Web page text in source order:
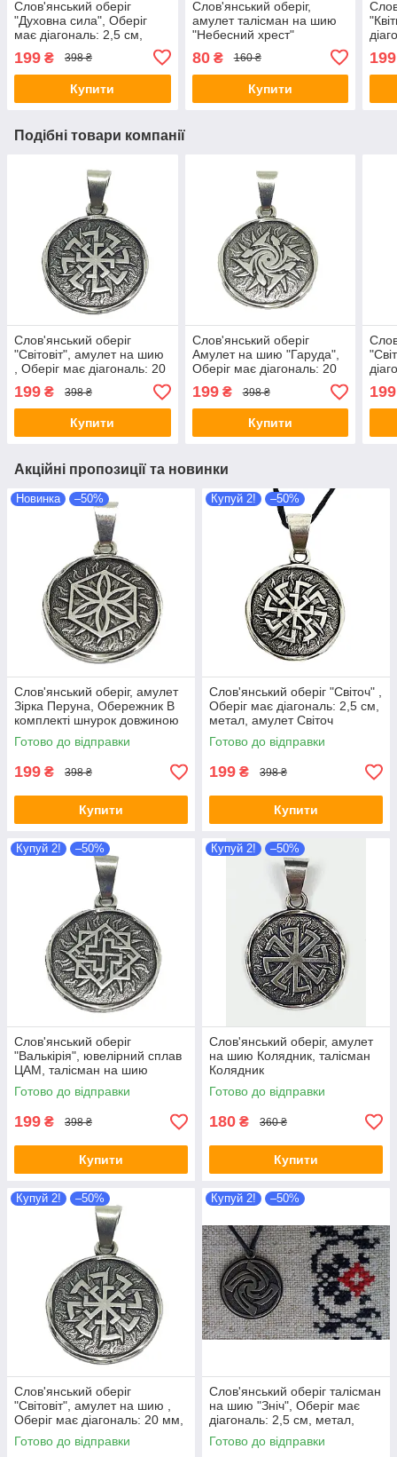
Слов'янський оберіг
"Духовна сила", Оберіг
має діагональ: 2,5 см,
сила
199 ₴ 398 ₴
Купити
Слов'янський оберіг,
амулет талісман на шию
"Небесний хрест"
80₴ 160 ₴
Купити
199
Подібні товари компанії
Слов'янський оберіг
"Світовіт", амулет на шию
, Оберіг має діагональ: 20
мм, амулет
199 ₴ 398 ₴
Купити
Слов'янський оберіг
Амулет на шию "Гаруда",
Оберіг має діагональ: 20
мм, метал, оберіг Гаруда
199₴ 398 ₴
Купити
199
Акційні пропозиції та новинки
Новинка –50%
Слов'янський оберіг, амулет
Зірка Перуна, Обережник В
комплекті шнурок довжиною
70 см, метал
Готово до відправки
199 ₴ 398 ₴
Купити
Купуй 2! –50%
Слов'янський оберіг "Світоч" ,
Оберіг має діагональ: 2,5 см,
метал, амулет Світоч
Готово до відправки
199 ₴ 398 ₴
Купити
Купуй 2! –50%
Слов'янський оберіг
"Валькірія", ювелірний сплав
ЦАМ, талісман на шию
амулет Валькірія
Готово до відправки
199 ₴ 398 ₴
Купити
Купуй 2! –50%
Слов'янський оберіг, амулет
на шию Колядник, талісман
Колядник
Готово до відправки
180 ₴ 360 ₴
Купити
Купуй 2! –50%
Слов'янський оберіг
"Світовіт", амулет на шию ,
Оберіг має діагональ: 20 мм,
амулет
Готово до відправки
Купуй 2! –50%
Слов'янський оберіг талісман
на шию "Зніч", Оберіг має
діагональ: 2,5 см, метал,
амулет Зніч
Готово до відправки